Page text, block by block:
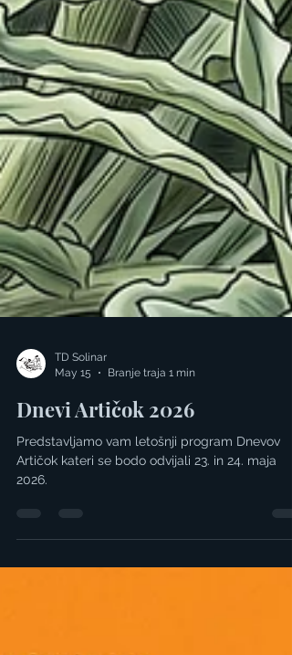
May 15
Branje traja 1 min
Dnevi Artičok 2026
Predstavljamo vam letošnji program Dnevov